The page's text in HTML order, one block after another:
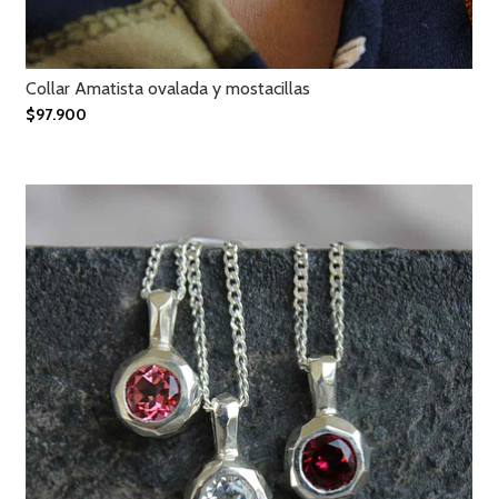
Collar Amatista ovalada y mostacillas
$97.900